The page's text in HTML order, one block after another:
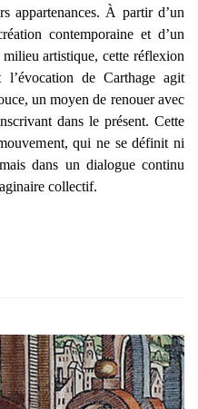
appartenances. À partir d’un
contemporaine et d’un
artistique, cette réflexion
l’évocation de Carthage agit
un moyen de renouer avec
dans le présent. Cette
qui ne se définit ni
dans un dialogue continu
collectif.